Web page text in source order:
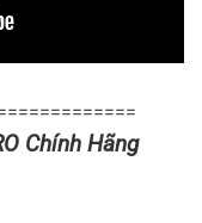
Chính Hãng